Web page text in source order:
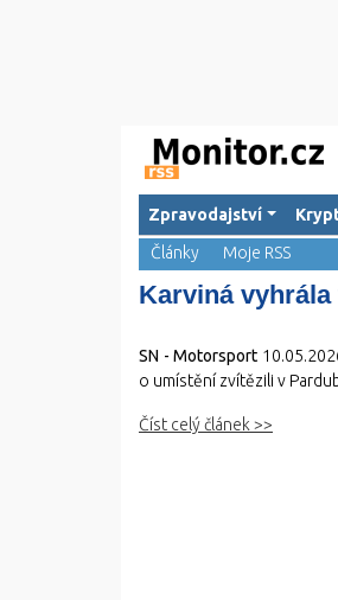
Zpravodajství
Články
Moje RSS
Karviná
SN - Motorsport
o umístění zvítězili v
Číst celý článek >>